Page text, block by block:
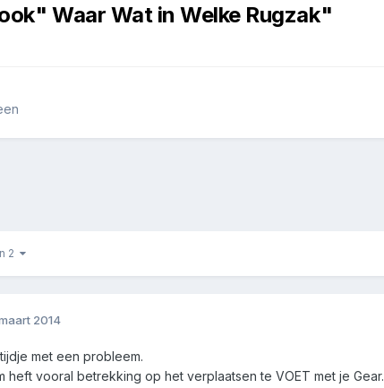
Waar Wat in Welke Rugzak"
2
2014
met een probleem.
heft vooral betrekking op het verplaatsen te VOET met je Gear.